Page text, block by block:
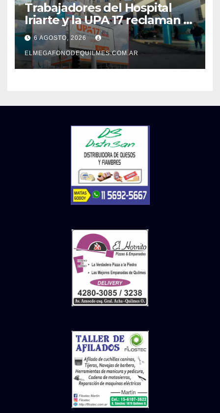
Trabajadores del Hospital
Iriarte y la UPA 17 reclaman el
pase a planta de becarios y
mejoras laborales
6 AGOSTO, 2026
ELMEGAFONODEQUILMES.COM.AR